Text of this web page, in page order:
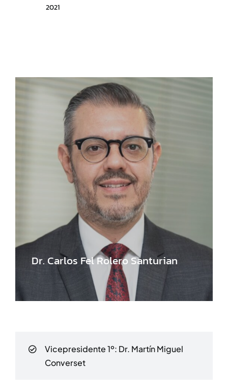
Autoridades anteriores
2021
Dr. Carlos Fel Rolero Santurian
Vicepresidente 1º: Dr. Martín Miguel
Converset